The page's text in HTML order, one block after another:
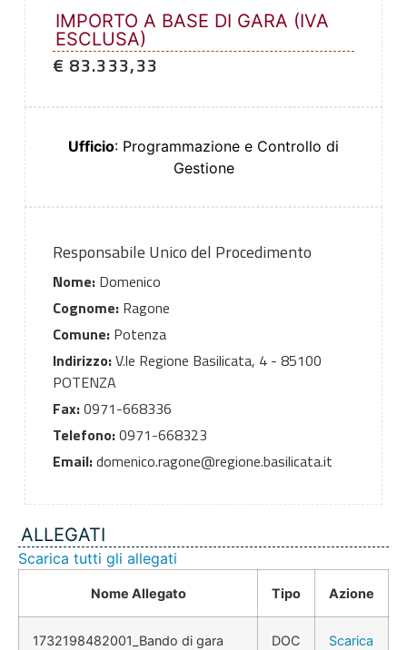
IMPORTO A BASE DI GARA (IVA
ESCLUSA)
€ 83.333,33
Ufficio: Programmazione e Controllo di
Gestione
Responsabile Unico del Procedimento
Nome:Domenico
Cognome:Ragone
Comune:Potenza
Indirizzo:V.le Regione Basilicata, 4 - 85100
POTENZA
Fax:0971-668336
Telefono:0971-668323
Email:domenico.ragone@regione.basilicata.it
ALLEGATI
Scarica tutti gli allegati
Nome Allegato Tipo Azione
1732198482001_Bando di gara DOC Scarica